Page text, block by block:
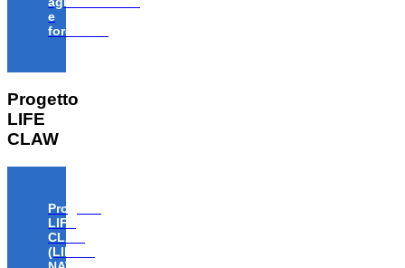
e
forestale”
Progetto
LIFE
CLAW
Progetto
LIFE
CLAW
(LIFE18